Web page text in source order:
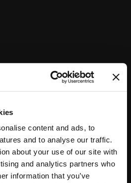
content and ads, to
and to analyse our traffic.
about your use of our site with
and analytics partners who
information that you’ve